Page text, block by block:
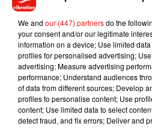
souhaitez l'afficher, merci de
en cliquant sur le
Afficher
Musique
We and our (447) partnersdo the
your consent and/or our legitimate
information on a device; Use limited
profiles for personalised advertising;
advertising; Measure advertising
performance; Understand audiences
of data from different sources; Develop
profiles to personalise content; Use
content; Use limited data to select
detect fraud, and fix errors; Deliver and